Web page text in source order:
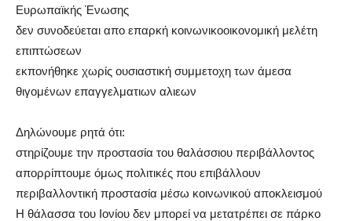
Ευρωπαϊκής Ένωσης
δεν συνοδεύεται απο επαρκή κοινωνικοοικονομική μελέτη
επιπτώσεων
εκπονήθηκε χωρίς ουσιαστική συμμετοχη των άμεσα
θιγομένων επαγγελματιων αλιεων
Δηλώνουμε ρητά ότι:
στηρίζουμε την προστασία του θαλάσσιου περιβάλλοντος
απορρίπτουμε όμως πολιτικές που επιβάλλουν
περιβαλλοντική προστασία μέσω κοινωνικού αποκλεισμού
Η θάλασσα του Ιονίου δεν μπορεί να μετατρέπει σε πάρκο